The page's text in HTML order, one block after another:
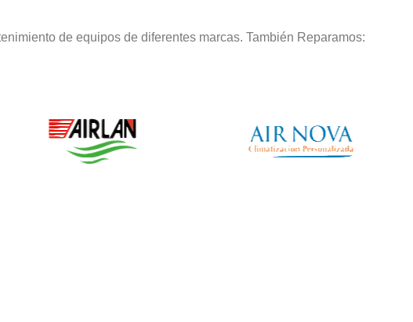
de equipos de diferentes marcas. También Reparamos: